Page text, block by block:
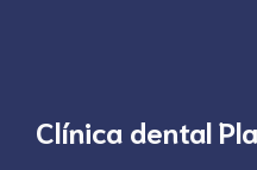
Clínica dental